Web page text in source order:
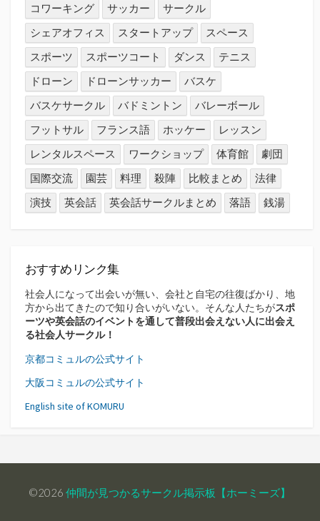
コワーキング
サッカー
サークル
シェアオフィス
スタートアップ
スペース
スポーツ
スポーツコート ダンス
テニス
ドローン
ドローンサッカー
バスケ
バスケサークル
バドミントン
バレーボール
フットサル
フランス語 ホッケー
レッスン
レンタルスペース
ワークショップ 体育館
劇団
国際交流
園芸 料理 殺陣 比較まとめ
法律
演技
英会話 英会話サークルまとめ 落語 銭湯
おすすめリンク集
社会人になって出会いが無い、会社と自宅の往復ばかり、地
方から出てきたので知り合いがいない。そんな人たちがスポ
ーツや英会話のイベントを通して普段出会えない人に出会え
る社会人サークル！
京都コミュルの公式サイト
大阪コミュルの公式サイト
English site of KOMURU
©2026 仲間が見つかるサークル掲示板【ホーミーズ】